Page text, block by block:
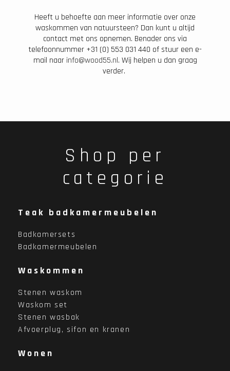
Heeft u behoefte aan meer informatie over onze
waskommen van natuursteen? Dan kunt u altijd
contact met ons opnemen. Benader ons via
telefoonnummer +31 (0) 553 031 440 of stuur een e-
mail naar info@wood55.nl. Wij helpen u dan graag
verder.
Shop per
categorie
Teak badkamermeubelen
Badkamersets
Badkamermeubelen
Waskommen
Stenen waskom
Waskom set
Stenen wasbak
Afvoerplug, sifon en kranen
Wonen